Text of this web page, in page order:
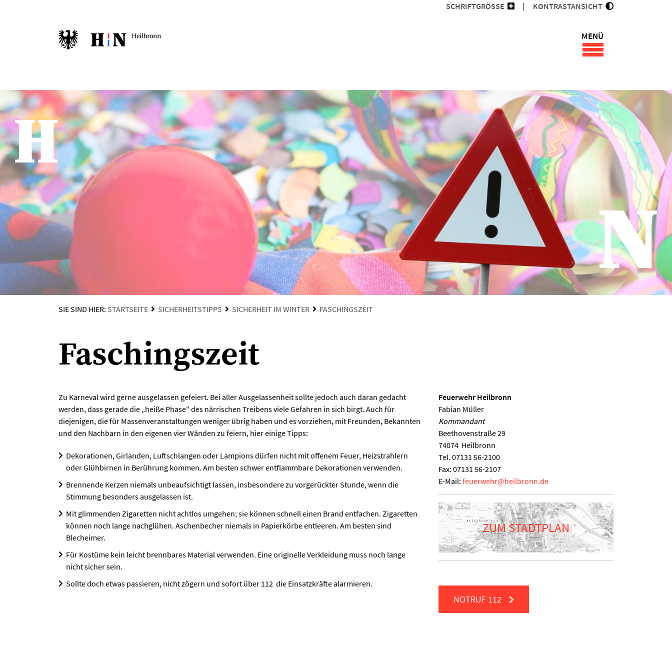
SCHRIFTGRÖSSE KONTRASTANSICHT
MENÜ
SIE SIND HIER: STARTSEITE SICHERHEITSTIPPS SICHERHEIT IM WINTER FASCHINGSZEIT
Faschingszeit
Zu Karneval wird gerne ausgelassen gefeiert. Bei aller Ausgelassenheit sollte jedoch auch daran gedacht
werden, dass gerade die „heiße Phase" des närrischen Treibens viele Gefahren in sich birgt. Auch für
diejenigen, die für Massenveranstaltungen weniger übrig haben und es vorziehen, mit Freunden, Bekannten
und den Nachbarn in den eigenen vier Wänden zu feiern, hier einige Tipps:
Dekorationen, Girlanden, Luftschlangen oder Lampions dürfen nicht mit offenem Feuer, Heizstrahlern
oder Glühbirnen in Berührung kommen. Am besten schwer entflammbare Dekorationen verwenden.
Brennende Kerzen niemals unbeaufsichtigt lassen, insbesondere zu vorgerückter Stunde, wenn die
Stimmung besonders ausgelassen ist.
Mit glimmenden Zigaretten nicht achtlos umgehen; sie können schnell einen Brand entfachen. Zigaretten
können noch lange nachglühen. Aschenbecher niemals in Papierkörbe entleeren. Am besten sind
Blecheimer.
Für Kostüme kein leicht brennbares Material verwenden. Eine originelle Verkleidung muss noch lange
nicht sicher sein.
Sollte doch etwas passieren, nicht zögern und sofort über 112 die Einsatzkräfte alarmieren.
Feuerwehr Heilbronn
Fabian Müller
Kommandant
Beethovenstraße 29
74074 Heilbronn
Tel. 07131 56-2100
Fax: 07131 56-2107
E-Mail: feuerwehr@heilbronn.de
ZUM STADTPLAN
NOTRUF 112